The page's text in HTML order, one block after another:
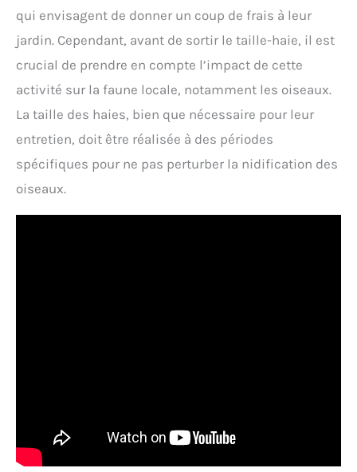
qui envisagent de donner un coup de frais à leur
jardin. Cependant, avant de sortir le taille-haie, il est
crucial de prendre en compte l’impact de cette
activité sur la faune locale, notamment les oiseaux.
La taille des haies, bien que nécessaire pour leur
entretien, doit être réalisée à des périodes
spécifiques pour ne pas perturber la nidification des
oiseaux.